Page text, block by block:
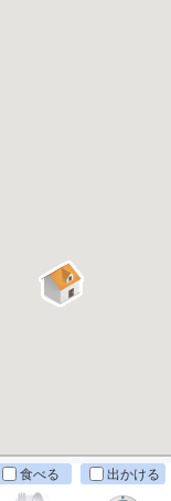
食べる 出かける